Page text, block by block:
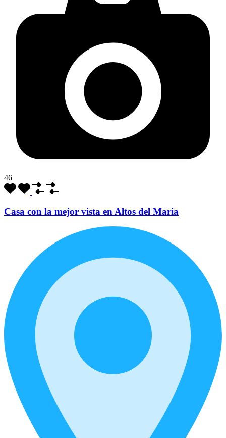
46
Casa con la mejor vista en Altos del Maria